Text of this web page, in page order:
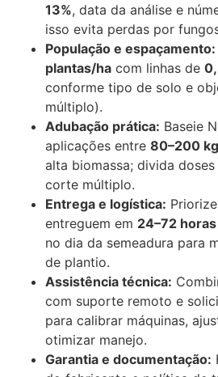
13%, data da análise e
isso evita perdas por
População e espaçamento:
plantas/ha com linhas de
conforme tipo de solo e
múltiplo).
Adubação prática: Baseie
aplicações entre 80–200
alta biomassa; divida
corte múltiplo.
Entrega e logística:
entreguem em 24–72 horas
no dia da semeadura para
de plantio.
Assistência técnica:
com suporte remoto e
para calibrar máquinas,
otimizar manejo.
Garantia e documentação: